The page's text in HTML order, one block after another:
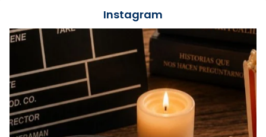
Recupera l'entrevista comp
Vatican
tican News 👇
www.vaticannews.va/es/iglesia/news/2026-
07/carmina-historia-depresion-papa-viaje-
espana-testimoni...
Foto
Instagram